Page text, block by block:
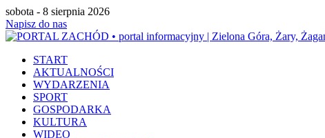
sobota - 8 sierpnia 2026
Napisz do nas
START
AKTUALNOŚCI
WYDARZENIA
SPORT
GOSPODARKA
KULTURA
WIDEO